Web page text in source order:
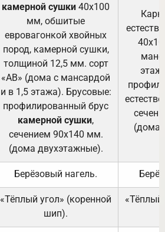
камерной сушки 40х100
мм, обшитые
евровагонкой хвойных
пород, камерной сушки,
толщиной 12,5 мм. сорт
«АВ» (дома с мансардой
и в 1,5 этажа). Брусовые:
профилированный брус
камерной сушки,
сечением 90х140 мм.
(дома двухэтажные).
(дома
Берёзовый нагель.
«Тёплый угол» (коренной
шип).
«Тёплый